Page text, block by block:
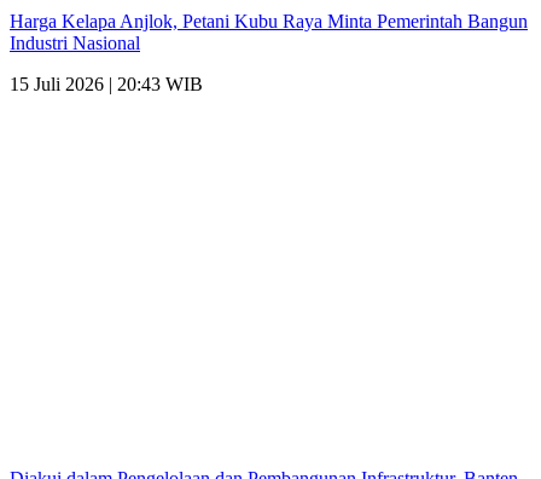
Harga Kelapa Anjlok, Petani Kubu Raya Minta Pemerintah Bangun
Industri Nasional
15 Juli 2026 | 20:43 WIB